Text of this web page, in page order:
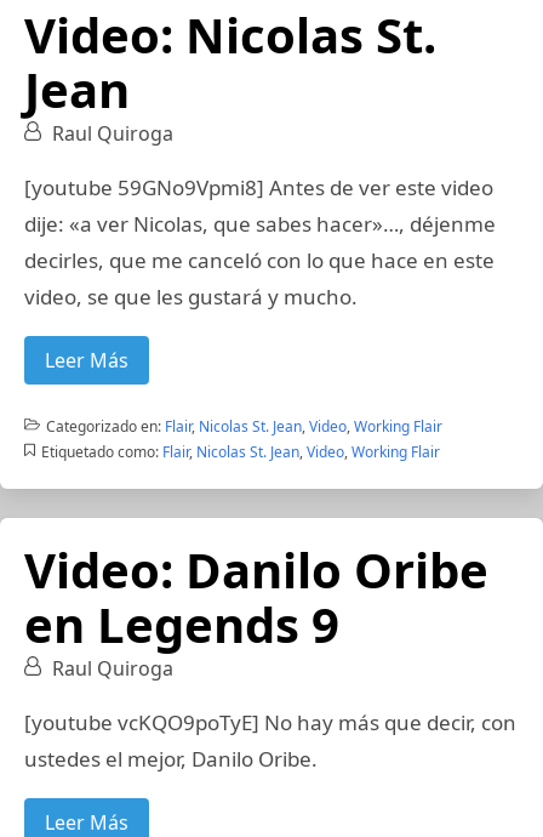
Video: Nicolas St.
Jean
Raul Quiroga
[youtube 59GNo9Vpmi8] Antes de ver este video
dije: «a ver Nicolas, que sabes hacer»…, déjenme
decirles, que me canceló con lo que hace en este
video, se que les gustará y mucho.
Leer Más
Categorizado en: Flair, Nicolas St. Jean,Video,Working Flair
Etiquetado como: Flair, Nicolas St. Jean,Video,Working Flair
Video: Danilo Oribe
en Legends 9
Raul Quiroga
[youtube vcKQO9poTyE] No hay más que decir, con
ustedes el mejor, Danilo Oribe.
Leer Más